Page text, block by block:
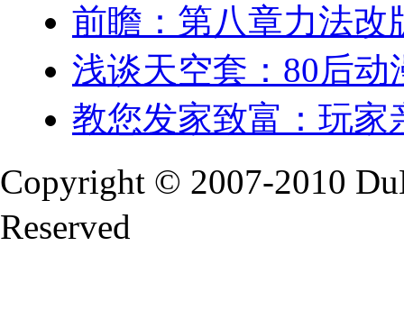
前瞻：第八章力法改
浅谈天空套：80后动
教您发家致富：玩家
Copyright © 2007-2010
Reserved